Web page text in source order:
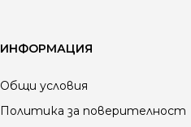
ИНФОРМАЦИЯ
Общи условия
Политика за поверителност